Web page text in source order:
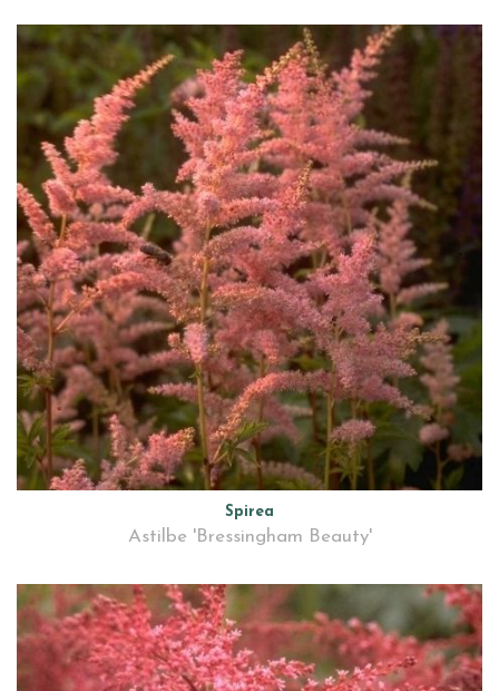
Spirea
Astilbe 'Bressingham Beauty'